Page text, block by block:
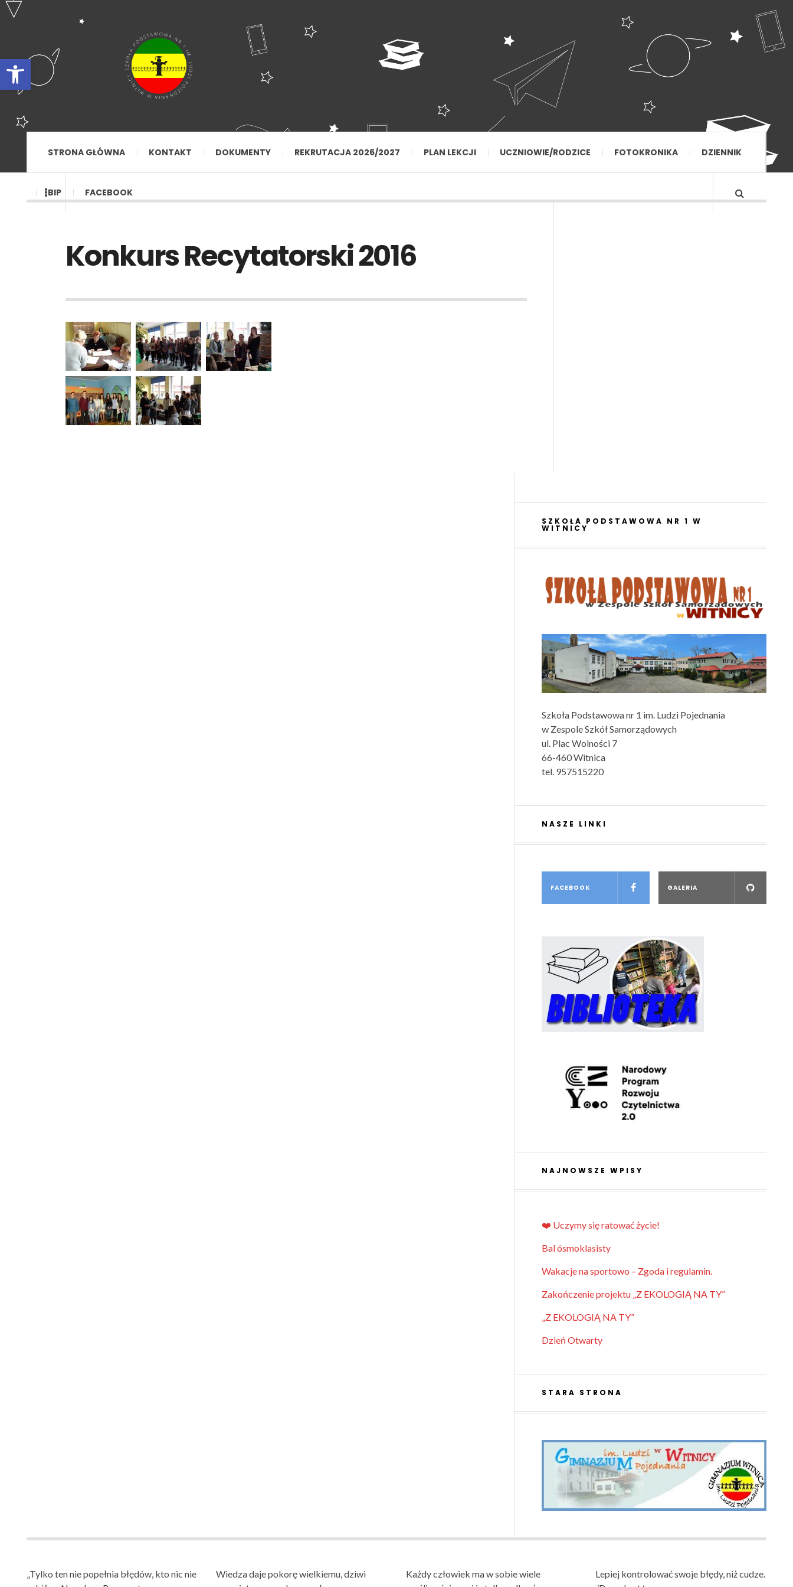
Otwórz pasek narzędzi
STRONA GŁÓWNA KONTAKT DOKUMENTY REKRUTACJA 2026/2027 PLAN LEKCJI UCZNIOWIE/RODZICE FOTOKRONIKA DZIENNIK
BIP FACEBOOK
Konkurs Recytatorski 2016
SZKOŁA PODSTAWOWA NR 1 W
WITNICY
Szkoła Podstawowa nr 1 im. Ludzi Pojednania
w Zespole Szkół Samorządowych
ul. Plac Wolności 7
66-460 Witnica
tel. 957515220
NASZE LINKI
FACEBOOK GALERIA
NAJNOWSZE WPISY
❤️ Uczymy się ratować życie!
Bal ósmoklasisty
Wakacje na sportowo – Zgoda i regulamin.
Zakończenie projektu „Z EKOLOGIĄ NA TY”
„Z EKOLOGIĄ NA TY”
Dzień Otwarty
STARA STRONA
„Tylko ten nie popełnia błędów, kto nic nie
Wiedza daje pokorę wielkiemu, dziwi
Każdy człowiek ma w sobie wiele
Lepiej kontrolować swoje błędy, niż cudze.